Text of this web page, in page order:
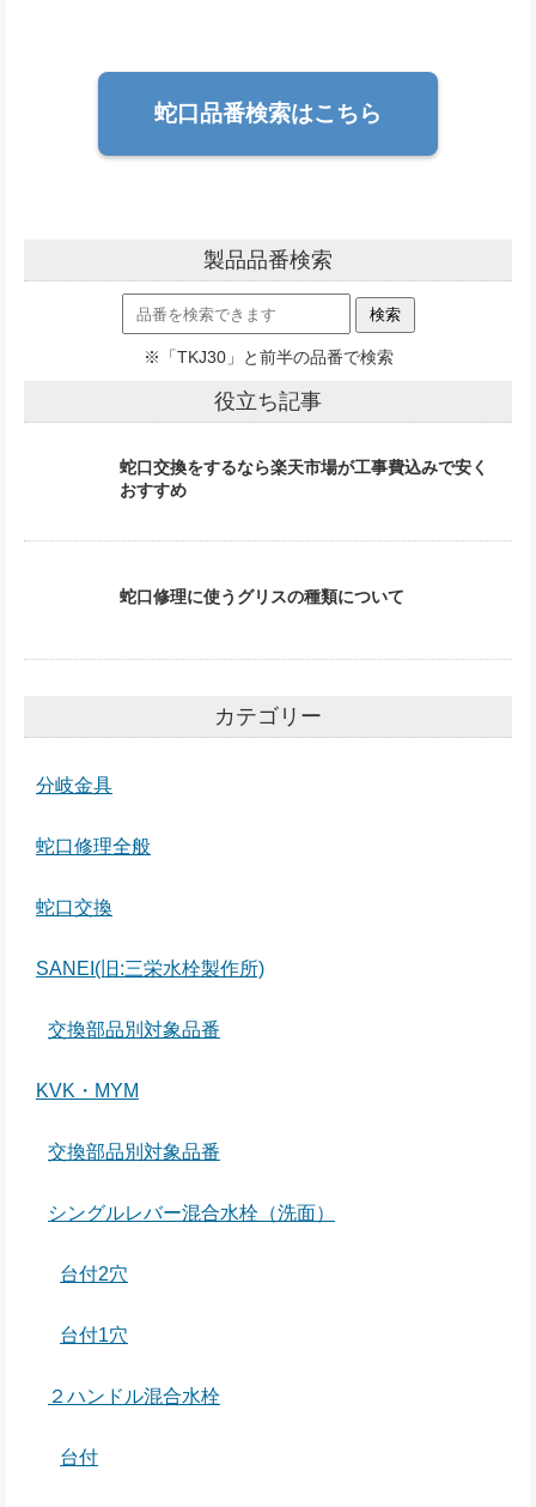
蛇口品番検索はこちら
製品品番検索
※「TKJ30」と前半の品番で検索
役立ち記事
蛇口交換をするなら楽天市場が工事費込みで安く
おすすめ
蛇口修理に使うグリスの種類について
カテゴリー
分岐金具
蛇口修理全般
蛇口交換
SANEI(旧:三栄水栓製作所)
交換部品別対象品番
KVK・MYM
交換部品別対象品番
シングルレバー混合水栓（洗面）
台付2穴
台付1穴
２ハンドル混合水栓
台付